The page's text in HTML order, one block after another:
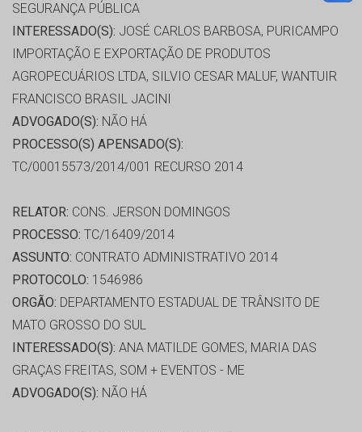
SEGURANÇA PÚBLICA
INTERESSADO(S): JOSÉ CARLOS BARBOSA, PURICAMPO
IMPORTAÇÃO E EXPORTAÇÃO DE PRODUTOS
AGROPECUÁRIOS LTDA, SILVIO CESAR MALUF, WANTUIR
FRANCISCO BRASIL JACINI
ADVOGADO(S): NÃO HÁ
PROCESSO(S) APENSADO(S):
TC/00015573/2014/001 RECURSO 2014
RELATOR: CONS. JERSON DOMINGOS
PROCESSO: TC/16409/2014
ASSUNTO: CONTRATO ADMINISTRATIVO 2014
PROTOCOLO: 1546986
ORGÃO: DEPARTAMENTO ESTADUAL DE TRÂNSITO DE
MATO GROSSO DO SUL
INTERESSADO(S): ANA MATILDE GOMES, MARIA DAS
GRAÇAS FREITAS, SOM + EVENTOS - ME
ADVOGADO(S): NÃO HÁ